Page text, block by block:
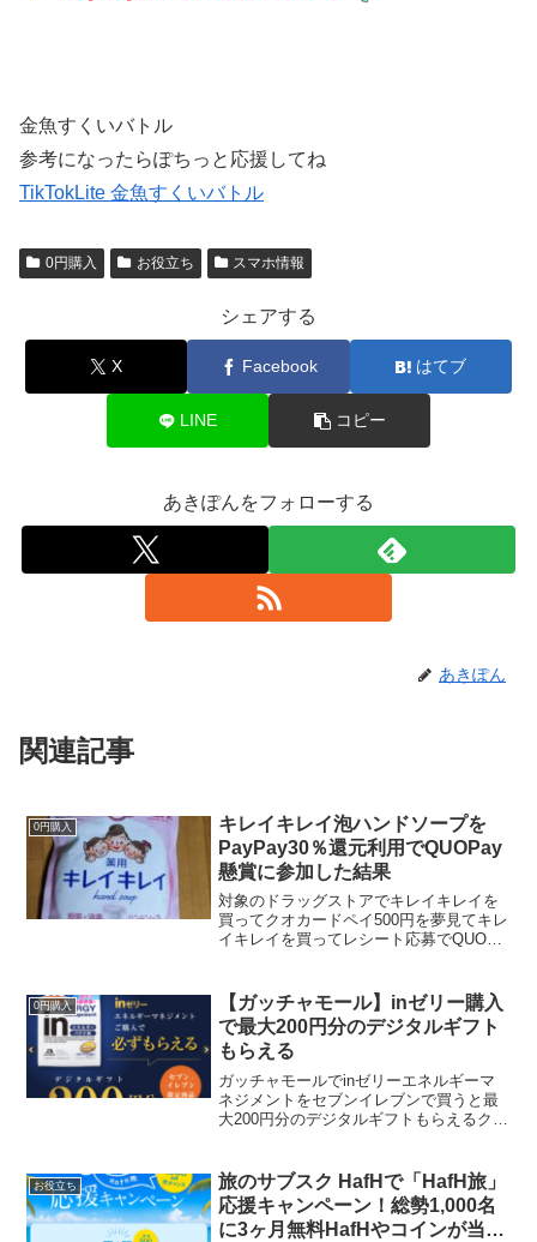
金魚すくいバトル
参考になったらぽちっと応援してね
TikTokLite 金魚すくいバトル
0円購入 お役立ち スマホ情報
シェアする
X Facebook はてブ
LINE コピー
あきぽんをフォローする
あきぽん
関連記事
0円購入
キレイキレイ泡ハンドソープを
PayPay30％還元利用でQUOPay
懸賞に参加した結果
対象のドラッグストアでキレイキレイを
買ってクオカードペイ500円を夢見てキレ
イキレイを買ってレシート応募でQUOカ
と勝手に解釈して泡ハンドソープの詰め
替えを買...
0円購入
【ガッチャモール】inゼリー購入
で最大200円分のデジタルギフト
もらえる
ガッチャモールでinゼリーエネルギーマ
ネジメントをセブンイレブンで買うと最
大200円分のデジタルギフトもらえるクー
ちら2回目の挑戦で1点購入で200円分還元
でました！ ...
お役立ち
旅のサブスク HafHで「HafH旅」
応援キャンペーン！総勢1,000名
に3ヶ月無料HafHやコインが当た